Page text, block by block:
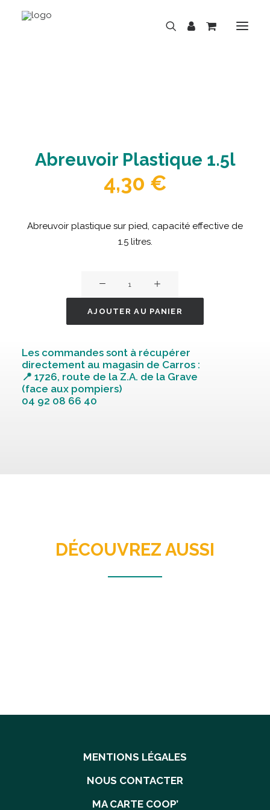
ACTUALITÉS
NOS MAGASINS
Abreuvoir Plastique 1.5l
4,30 €
Abreuvoir plastique sur pied, capacité effective de
1.5 litres.
quantité
Abreuvoir
plastique
AJOUTER AU PANIER
Les commandes sont à récupérer
directement au magasin de Carros :
📍 1726, route de la Z.A. de la Grave
(face aux pompiers)
04 92 08 66 40
DÉCOUVREZ AUSSI
MENTIONS LÉGALES
NOUS CONTACTER
MA CARTE COOP’